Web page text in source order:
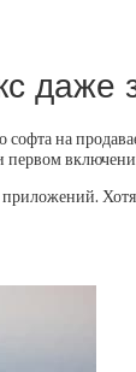
даже
на
первом
приложений.